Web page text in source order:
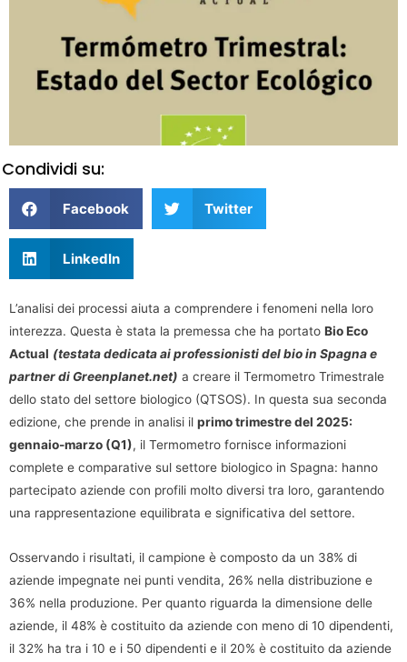
Condividi su:
Facebook Twitter
LinkedIn
L’analisi dei processi aiuta a comprendere i fenomeni nella loro
interezza. Questa è stata la premessa che ha portato Bio Eco
Actual (testata dedicata ai professionisti del bio in Spagna e
partner di Greenplanet.net) a creare il Termometro Trimestrale
dello stato del settore biologico (QTSOS). In questa sua seconda
edizione, che prende in analisi il primo trimestre del 2025:
gennaio-marzo (Q1), il Termometro fornisce informazioni
complete e comparative sul settore biologico in Spagna: hanno
partecipato aziende con profili molto diversi tra loro, garantendo
una rappresentazione equilibrata e significativa del settore.
Osservando i risultati, il campione è composto da un 38% di
aziende impegnate nei punti vendita, 26% nella distribuzione e
36% nella produzione. Per quanto riguarda la dimensione delle
aziende, il 48% è costituito da aziende con meno di 10 dipendenti,
il 32% ha tra i 10 e i 50 dipendenti e il 20% è costituito da aziende